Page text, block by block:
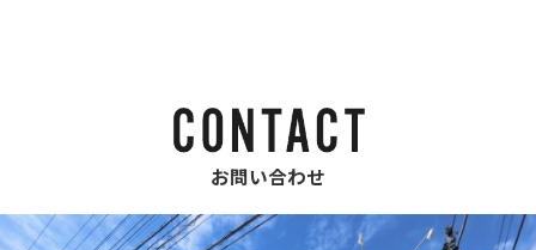
お問い合わせ